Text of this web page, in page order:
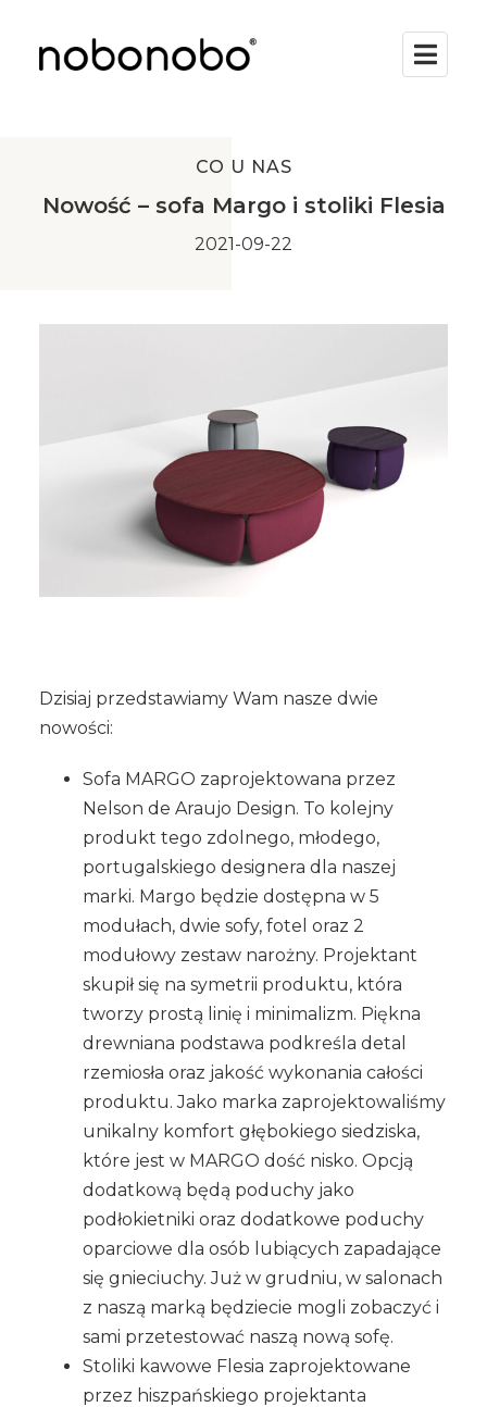
CO U NAS
Nowość – sofa Margo i stoliki Flesia
2021-09-22
Dzisiaj przedstawiamy Wam nasze dwie
nowości:
Sofa MARGO zaprojektowana przez
Nelson de Araujo Design. To kolejny
produkt tego zdolnego, młodego,
portugalskiego designera dla naszej
marki. Margo będzie dostępna w 5
modułach, dwie sofy, fotel oraz 2
modułowy zestaw narożny. Projektant
skupił się na symetrii produktu, która
tworzy prostą linię i minimalizm. Piękna
drewniana podstawa podkreśla detal
rzemiosła oraz jakość wykonania całości
produktu. Jako marka zaprojektowaliśmy
unikalny komfort głębokiego siedziska,
które jest w MARGO dość nisko. Opcją
dodatkową będą poduchy jako
podłokietniki oraz dodatkowe poduchy
oparciowe dla osób lubiących zapadające
się gnieciuchy. Już w grudniu, w salonach
z naszą marką będziecie mogli zobaczyć i
sami przetestować naszą nową sofę.
Stoliki kawowe Flesia zaprojektowane
przez hiszpańskiego projektanta